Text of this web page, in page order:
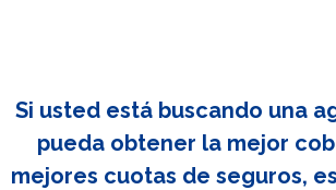
Si usted está buscando una
pueda obtener la mejor
mejores cuotas de seguros,